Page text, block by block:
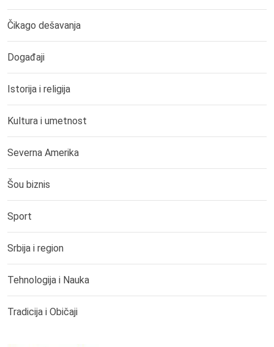
Čikago dešavanja
Događaji
Istorija i religija
Kultura i umetnost
Severna Amerika
Šou biznis
Sport
Srbija i region
Tehnologija i Nauka
Tradicija i Običaji